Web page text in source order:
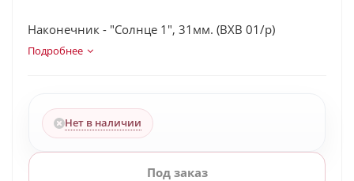
Наконечник - "Солнце 1", 31мм. (BXB 01/p)
Подробнее
Нет в наличии
Под заказ